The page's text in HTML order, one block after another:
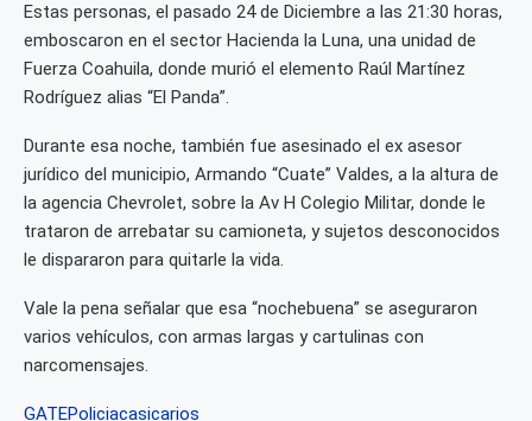
Estas personas, el pasado 24 de Diciembre a las 21:30 horas,
emboscaron en el sector Hacienda la Luna, una unidad de
Fuerza Coahuila, donde murió el elemento Raúl Martínez
Rodríguez alias “El Panda”.
Durante esa noche, también fue asesinado el ex asesor
jurídico del municipio, Armando “Cuate” Valdes, a la altura de
la agencia Chevrolet, sobre la Av H Colegio Militar, donde le
trataron de arrebatar su camioneta, y sujetos desconocidos
le dispararon para quitarle la vida.
Vale la pena señalar que esa “nochebuena” se aseguraron
varios vehículos, con armas largas y cartulinas con
narcomensajes.
GATEPoliciacasicarios